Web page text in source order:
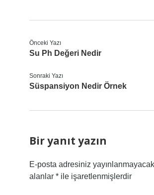
Önceki Yazı
Su Ph Değeri Nedir
Sonraki Yazı
Süspansiyon Nedir Örnek
Bir yanıt yazın
E-posta adresiniz
alanlar *ile işaretlenmişlerdir